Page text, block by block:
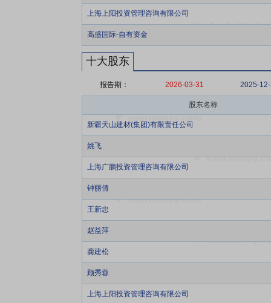
上海上阳投资管理咨询有限公司
高盛国际-自有资金
十大股东
报告期： 2026-03-31 2025-
股东名称
新疆天山建材(集团)有限责任公司
姚飞
上海广鹏投资管理咨询有限公司
钟丽倩
王新忠
赵益萍
龚建松
顾秀蓉
上海上阳投资管理咨询有限公司